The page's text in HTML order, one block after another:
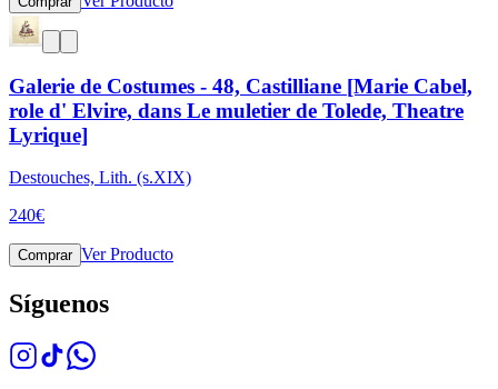
Galerie de Costumes - 48, Castilliane [Marie Cabel,
role d' Elvire, dans Le muletier de Tolede, Theatre
Lyrique]
Destouches, Lith. (s.XIX)
240€
Comprar Ver Producto
Síguenos